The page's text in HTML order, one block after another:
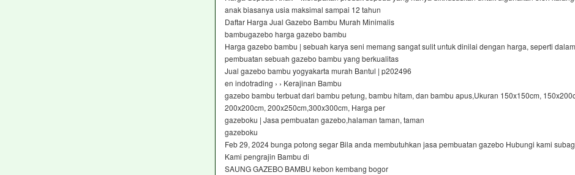
anak biasanya usia maksimal sampai 12 tahun
Daftar Harga Jual Gazebo Bambu Murah Minimalis
bambugazebo harga gazebo bambu
Harga gazebo bambu | sebuah karya seni memang sangat sulit untuk dinilai dengan harga, seperti dalam
pembuatan sebuah gazebo bambu yang berkualitas
Jual gazebo bambu yogyakarta murah Bantul | p202496
en indotrading › › Kerajinan Bambu
gazebo bambu terbuat dari bambu petung, bambu hitam, dan bambu apus,Ukuran 150x150cm,
200x200cm, 200x250cm,300x300cm, Harga per
gazeboku | Jasa pembuatan gazebo,halaman taman, taman
gazeboku
Feb 29, 2024 bunga potong segar Bila anda membutuhkan jasa pembuatan gazebo Hubungi kami
Kami pengrajin Bambu di
SAUNG GAZEBO BAMBU kebon kembang bogor